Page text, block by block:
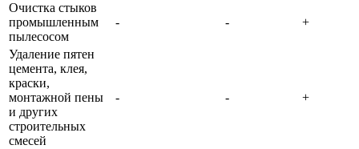
Очистка стыков
промышленным
пылесосом
- - +
Удаление пятен
цемента, клея,
краски,
монтажной пены
и других
строительных
смесей
- - +